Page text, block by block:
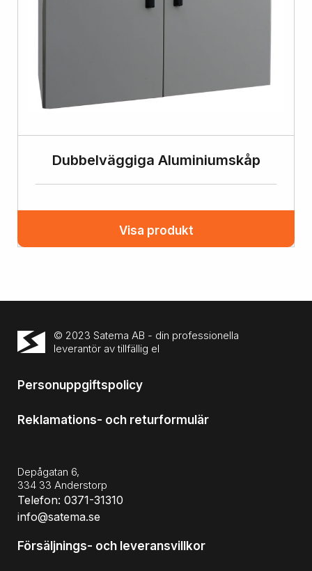
Dubbelväggiga Aluminiumskåp
Visa produkt
© 2023 Satema AB - din professionella
leverantör av tillfällig el
Personuppgiftspolicy
Reklamations- och returformulär
Depågatan 6,
334 33 Anderstorp
Telefon: 0371-31310
info@satema.se
Försäljnings- och leveransvillkor